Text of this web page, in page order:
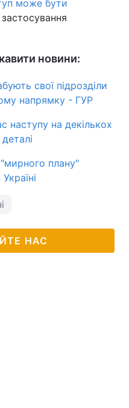
може бути
новини:
свої підрозділи
напрямку - ГУР
наступу на декількох
плану"
НАС